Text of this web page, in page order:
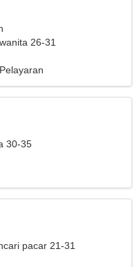
26-31
30-35
pacar 21-31